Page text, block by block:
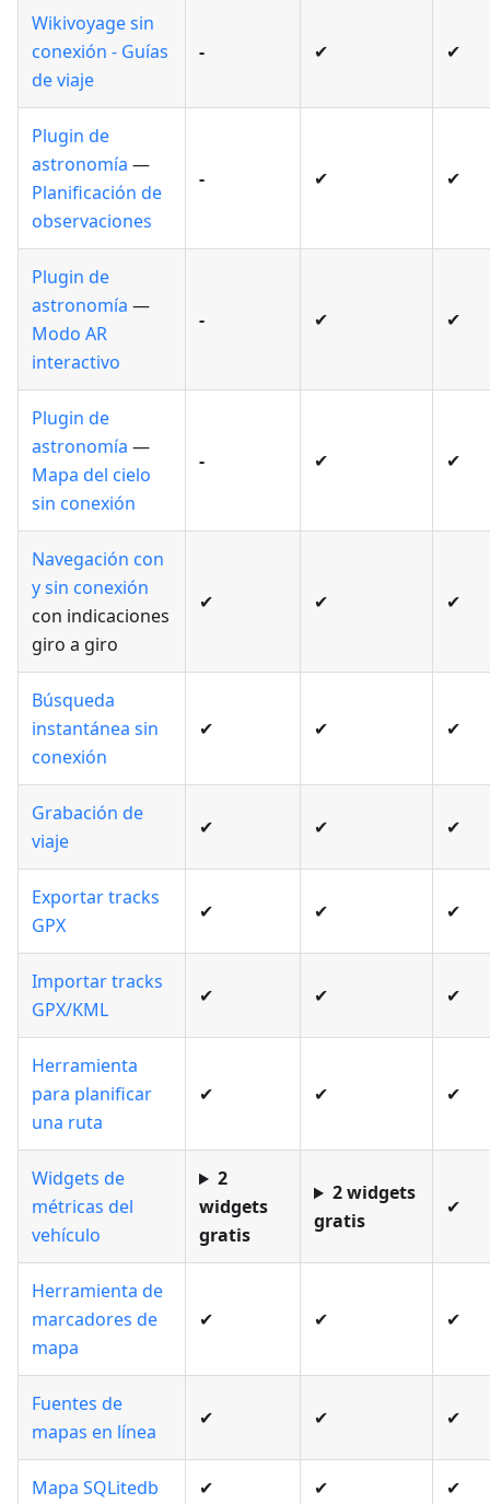
Wikivoyage sin
conexión - Guías
de viaje
- ✔ ✔
Plugin de
astronomía —
Planificación de
observaciones
- ✔ ✔
Plugin de
astronomía —
Modo AR
interactivo
- ✔ ✔
Plugin de
astronomía —
Mapa del cielo
sin conexión
- ✔ ✔
Navegación con
y sin conexión
con indicaciones
giro a giro
✔ ✔ ✔
Búsqueda
instantánea sin
conexión
✔ ✔ ✔
Grabación de
viaje
✔ ✔ ✔
Exportar tracks
GPX
✔ ✔ ✔
Importar tracks
GPX/KML
✔ ✔ ✔
Herramienta
para planificar
una ruta
✔ ✔ ✔
Widgets de
métricas del
vehículo
2
widgets
gratis
2 widgets
gratis
✔
Herramienta de
marcadores de
mapa
✔ ✔ ✔
Fuentes de
mapas en línea
✔ ✔ ✔
Mapa SQLitedb ✔ ✔ ✔